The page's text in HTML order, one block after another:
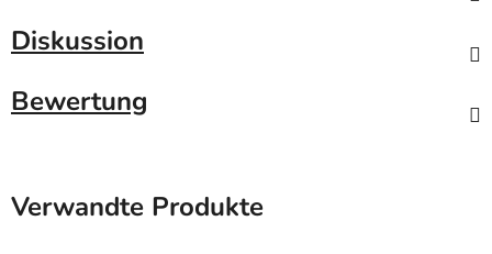
Diskussion
Bewertung
Verwandte Produkte